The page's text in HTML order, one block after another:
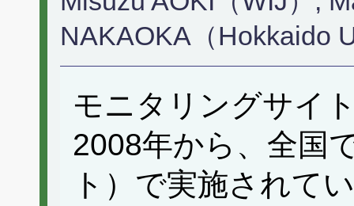
NAKAOKA（Hokkaido
モニタリングサイ
2008年から、全国
ト）で実施されて